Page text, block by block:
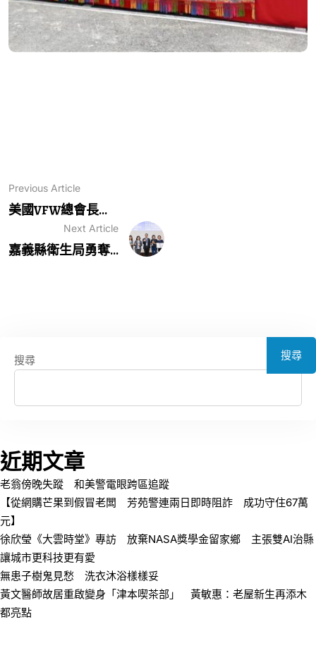
Previous Article
美國VFW總會長...
Next Article
嘉義縣衛生局勇奪...
搜尋 搜尋
近期文章
老翁傍晚失蹤 和美警電眼跨區追蹤
【從網購芒果到假冒老闆 芳苑警連兩日即時阻詐 成功守住67萬
元】
徐欣瑩《大雲時堂》專訪 放棄NASA獎學金留家鄉 主張雙AI治縣
讓城市更科技更有愛
無患子樹鬼見愁 洗衣沐浴樣樣妥
黃文醫師故居重啟變身「津本喫茶部」 黃敏惠：老屋新生再添木
都亮點